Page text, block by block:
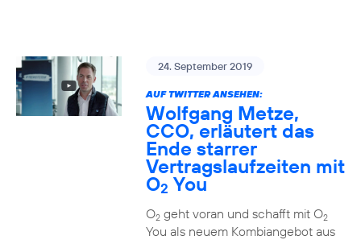
24. September 2019
AUF TWITTER ANSEHEN:
Wolfgang Metze,
CCO, erläutert das
Ende starrer
Vertragslaufzeiten mit
O2 You
O2geht voran und schafft mit O2
You als neuem Kombiangebot aus